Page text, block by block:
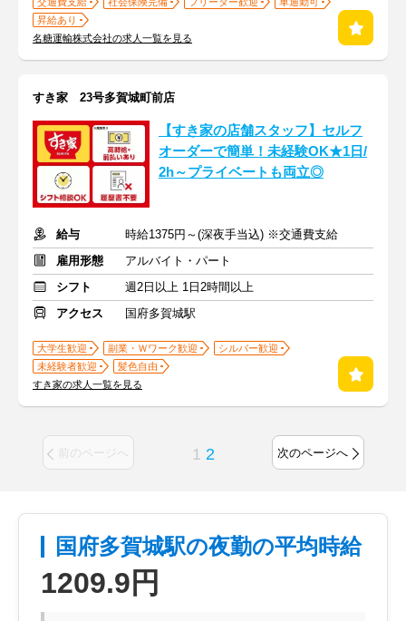
昇給あり
名糖運輸株式会社の求人一覧を見る
すき家 23号多賀城町前店
【すき家の店舗スタッフ】セルフ
オーダーで簡単！未経験OK★1日/
2h～プライベートも両立◎
給与
時給1375円～(深夜手当込) ※交通費支給
雇用形態
アルバイト・パート
シフト
週2日以上 1日2時間以上
アクセス
国府多賀城駅
大学生歓迎 副業・Ｗワーク歓迎
シルバー歓迎
未経験者歓迎
髪色自由
すき家の求人一覧を見る
前のページへ 1 2 次のページへ
国府多賀城駅の夜勤の平均時給
1209.9円